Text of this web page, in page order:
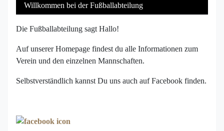
Willkommen bei der Fußballabteilung
Die Fußballabteilung sagt Hallo!
Auf unserer Homepage findest du alle Informationen zum
Verein und den einzelnen Mannschaften.
Selbstverständlich kannst Du uns auch auf Facebook finden.